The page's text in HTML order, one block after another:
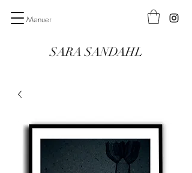
Menuer
SARA SANDAHL